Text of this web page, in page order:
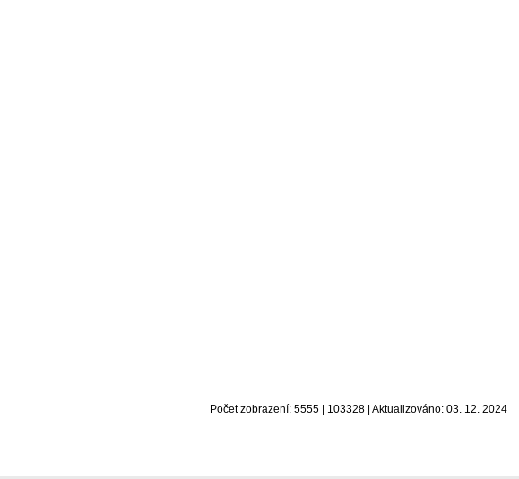
Počet zobrazení: 5555 | 103328 | Aktualizováno: 03. 12. 2024